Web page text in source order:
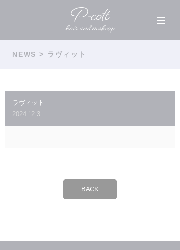
NEWS > ラヴィット
ラヴィット
2024.12.3
BACK